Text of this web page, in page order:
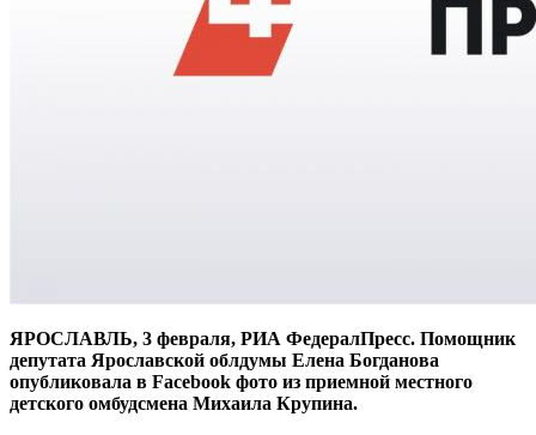
ЯРОСЛАВЛЬ, 3 февраля, РИА ФедералПресс. Помощник
депутата Ярославской облдумы Елена Богданова
опубликовала в Facebook фото из приемной местного
детского омбудсмена Михаила Крупина.